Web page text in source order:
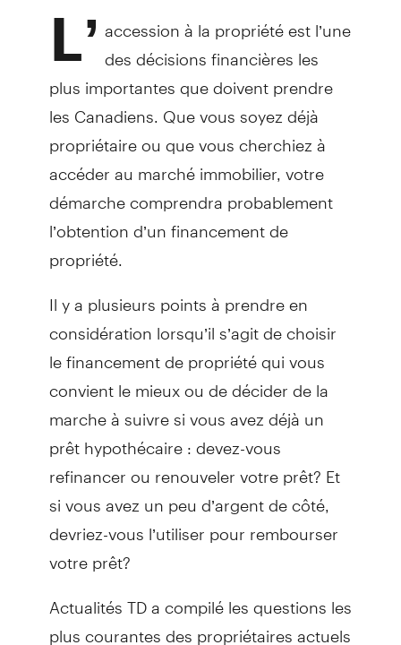
L’ accession à la propriété est l’une
des décisions financières les
plus importantes que doivent prendre
les Canadiens. Que vous soyez déjà
propriétaire ou que vous cherchiez à
accéder au marché immobilier, votre
démarche comprendra probablement
l’obtention d’un financement de
propriété.
Il y a plusieurs points à prendre en
considération lorsqu’il s’agit de choisir
le financement de propriété qui vous
convient le mieux ou de décider de la
marche à suivre si vous avez déjà un
prêt hypothécaire : devez-vous
refinancer ou renouveler votre prêt? Et
si vous avez un peu d’argent de côté,
devriez-vous l’utiliser pour rembourser
votre prêt?
Actualités TD a compilé les questions les
plus courantes des propriétaires actuels